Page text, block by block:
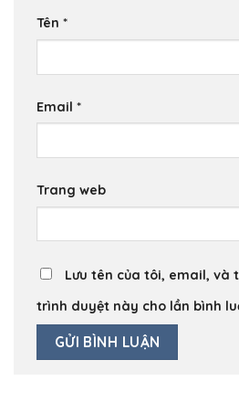
Tên *
Email *
Trang web
Lưu tên của tôi, email, và
trình duyệt này cho lần bình